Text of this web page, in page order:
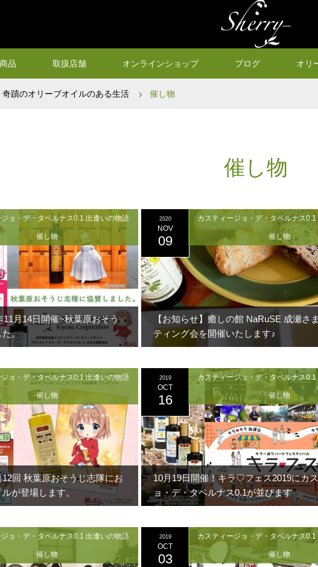
商品 取扱店舗 オンラインショップ ブログ オリ
蹟のオリーブオイルのある生活 催し物
催し物
11月14日開催~秋葉原おそう
た。
ョ・デ・タベルナス0.1 出逢いの物語
催し物
【お知らせ】癒しの館 NaRuSE 成瀬さ
ティング会を開催いたします♪
2020
NOV
09
カスティージョ・デ・タベルナス
催し物
回 秋葉原おそうじ志隊にお
が登場します。
ョ・デ・タベルナス0.1 出逢いの物語
催し物
10月19日開催！キラ♡フェス2019にカ
ョ・デ・タベルナス0.1が並びます
2019
OCT
16
カスティージョ・デ・タベルナス
催し物
ョ・デ・タベルナス0.1 出逢いの物語
催し物
2019
OCT
03
カスティージョ・デ・タベルナス
催し物